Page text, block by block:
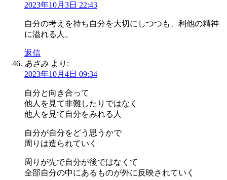
2023年10月3日 22:43
自分の考えを持ち自分を大切にしつつも、利他の精神
に溢れる人。
返信
あさみ より:
2023年10月4日 09:34
自分と向き合って
他人を見て非難したりではなく
他人を見て自分をみれる人
自分が自分をどう思うかで
周りは造られていく
周りが先で自分が後ではなくて
全部自分の中にあるものが外に反映されていく